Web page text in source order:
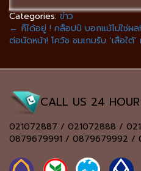
Categories:ข่าว
← ก็ได้อยู่ ! คล็อปป์ บอกแม้ไม่ใช่ผ
ต่อนัดหน้า! โควัช ชมเกมรับ ‘เสือใต้’
CALL US 24 HOUR
021072887 / 021072888 /
0879679991 / 0879679992 /